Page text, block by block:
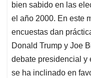
A
p
p
o
o
k
d
I
n
bien sabido en las
el año 2000. En este
encuestas dan
Donald Trump y Joe
debate presidencial y
se ha inclinado en